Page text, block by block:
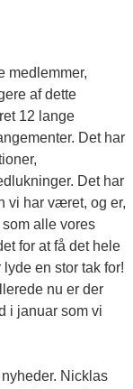
medlemmer,
af dette
12 lange
Det har
Det har
vi har været, og er,
alle vores
for at få det hele
en stor tak for!
nu er der
i januar som vi
Nicklas